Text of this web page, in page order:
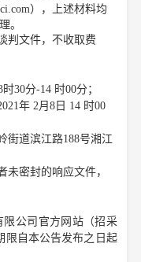
），上述材料均
。
判文件，不收取费
30分-14 时00分；
年 2月8日 14 时00
街道滨江路188号湘江
未密封的响应文件，
限公司官方网站 （招采
限自本公告发布之日起